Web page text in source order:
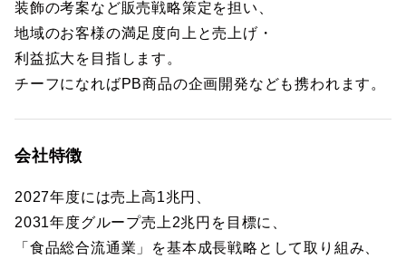
装飾の考案など販売戦略策定を担い、
地域のお客様の満足度向上と売上げ・
利益拡大を目指します。
チーフになればPB商品の企画開発なども携われます。
会社特徴
2027年度には売上高1兆円、
2031年度グループ売上2兆円を目標に、
「食品総合流通業」を基本成長戦略として取り組み、